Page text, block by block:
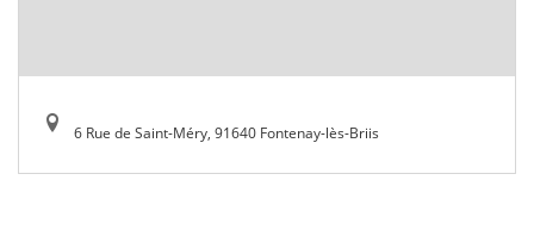
6 Rue de Saint-Méry, 91640 Fontenay-lès-Briis